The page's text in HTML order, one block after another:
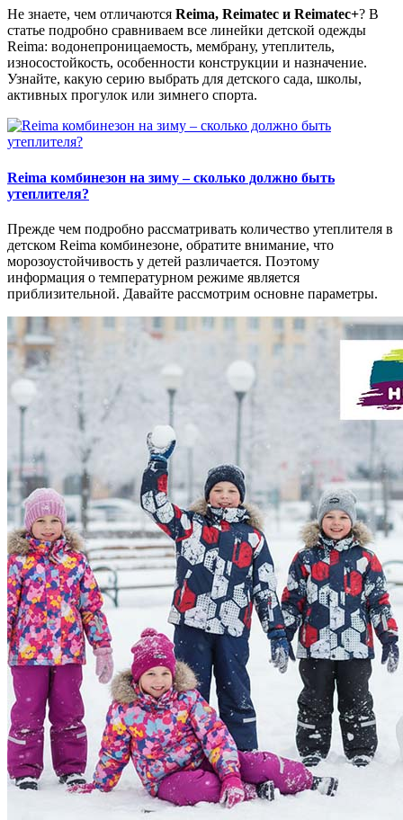
Не знаете, чем отличаются Reima, Reimatec и Reimatec+? В
статье подробно сравниваем все линейки детской одежды
Reima: водонепроницаемость, мембрану, утеплитель,
износостойкость, особенности конструкции и назначение.
Узнайте, какую серию выбрать для детского сада, школы,
активных прогулок или зимнего спорта.
Reima комбинезон на зиму – сколько должно быть
утеплителя?
Прежде чем подробно рассматривать количество утеплителя в
детском Reima комбинезоне, обратите внимание, что
морозоустойчивость у детей различается. Поэтому
информация о температурном режиме является
приблизительной. Давайте рассмотрим основне параметры.